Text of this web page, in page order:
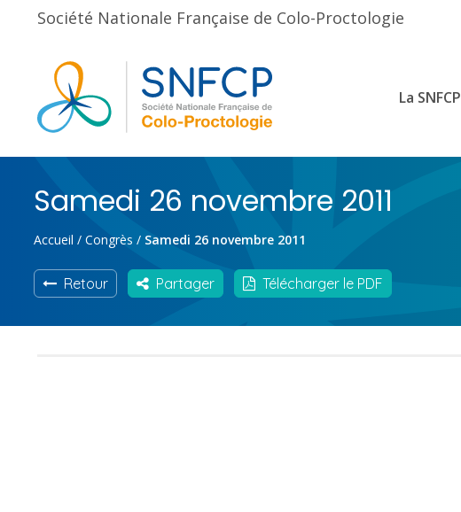
Société Nationale Française de Colo-Proctologie
La SNFCP
Samedi 26 novembre 2011
Accueil / Congrès / Samedi 26 novembre 2011
Retour Partager Télécharger le PDF